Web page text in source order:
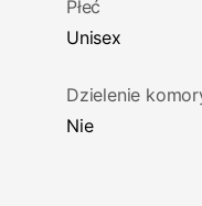
Płeć
Unisex
Dzielenie
Nie